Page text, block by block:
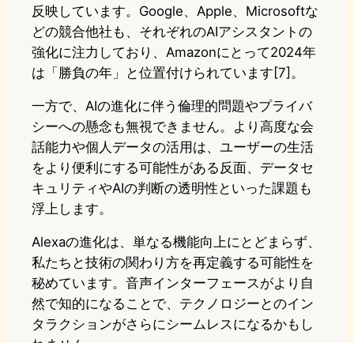
反映しています。Google、Apple、Microsoftな
どの競合他社も、それぞれのAIアシスタントの
強化に注力しており、Amazonにとって2024年
は「勝負の年」と位置付けられています[7]。
一方で、AIの進化に伴う倫理的問題やプライバ
シーへの懸念も無視できません。より高度な会
話能力や個人データの活用は、ユーザーの生活
をより便利にする可能性がある反面、データセ
キュリティやAIの判断の透明性といった課題も
浮上します。
Alexaの進化は、単なる機能向上にとどまらず、
私たちと技術の関わり方を再定義する可能性を
秘めています。音声インターフェースがより自
然で知的になることで、テクノロジーとのイン
タラクションがさらにシームレスになるかもし